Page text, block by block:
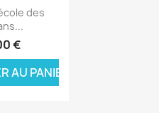
rapide
des
€
AU PANIER